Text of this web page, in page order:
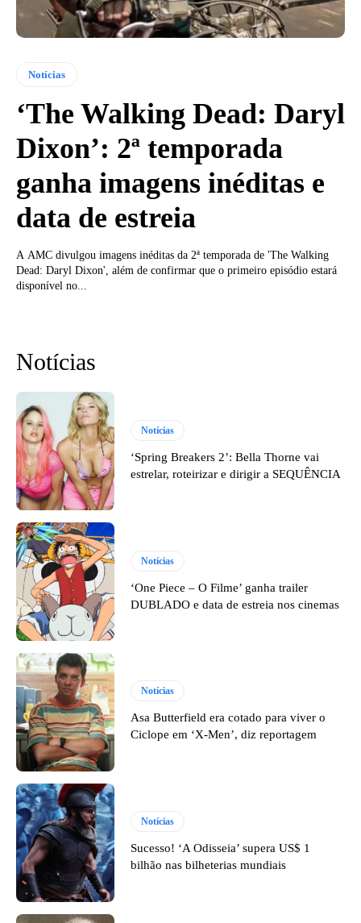
Notícias
‘The Walking Dead: Daryl
Dixon’: 2ª temporada
ganha imagens inéditas e
data de estreia
A AMC divulgou imagens inéditas da 2ª temporada de 'The Walking
Dead: Daryl Dixon', além de confirmar que o primeiro episódio estará
disponível no...
Notícias
Notícias
‘Spring Breakers 2’: Bella Thorne vai
estrelar, roteirizar e dirigir a SEQUÊNCIA
Notícias
‘One Piece – O Filme’ ganha trailer
DUBLADO e data de estreia nos cinemas
Notícias
Asa Butterfield era cotado para viver o
Ciclope em ‘X-Men’, diz reportagem
Notícias
Sucesso! ‘A Odisseia’ supera US$ 1
bilhão nas bilheterias mundiais